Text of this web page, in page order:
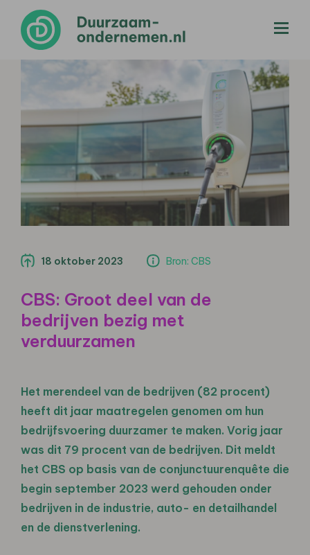
18 oktober 2023 Bron: CBS
CBS: Groot deel van de
bedrijven bezig met
verduurzamen
Het merendeel van de bedrijven (82 procent)
heeft dit jaar maatregelen genomen om hun
bedrijfsvoering duurzamer te maken. Vorig jaar
was dit 79 procent van de bedrijven. Dit meldt
het CBS op basis van de conjunctuurenquête die
begin september 2023 werd gehouden onder
bedrijven in de industrie, auto- en detailhandel
en de dienstverlening.